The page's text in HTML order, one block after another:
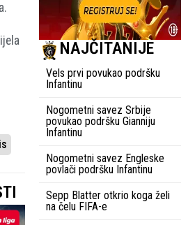
NAJČITANIJE
Vels prvi povukao podršku
Infantinu
Nogometni savez Srbije
povukao podršku Gianniju
Infantinu
Nogometni savez Engleske
povlači podršku Infantinu
Sepp Blatter otkrio koga želi
na čelu FIFA-e